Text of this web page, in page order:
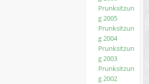
Prunksitzun
g 2005
Prunksitzun
g 2004
Prunksitzun
g 2003
Prunksitzun
g 2002